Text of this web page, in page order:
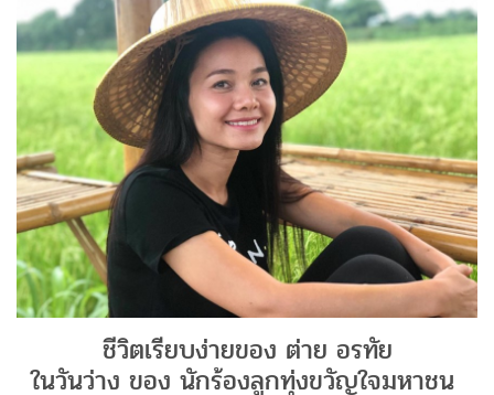
ชีวิตเรียบง่ายของ ต่าย อรทัย
ในวันว่าง ของ นักร้องลูกทุ่งขวัญใจมหาชน